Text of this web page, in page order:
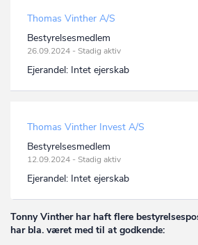
Thomas Vinther A/S
Bestyrelsesmedlem
26.09.2024 - Stadig aktiv
Ejerandel: Intet ejerskab
Thomas Vinther Invest A/S
Bestyrelsesmedlem
12.09.2024 - Stadig aktiv
Ejerandel: Intet ejerskab
Tonny Vinther har haft flere
har bla. været med til at godkende: